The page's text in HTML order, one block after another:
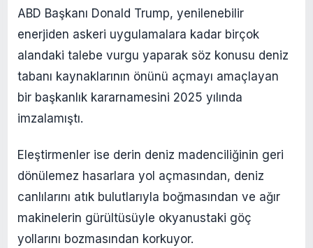
ABD Başkanı Donald Trump, yenilenebilir
enerjiden askeri uygulamalara kadar birçok
alandaki talebe vurgu yaparak söz konusu deniz
tabanı kaynaklarının önünü açmayı amaçlayan
bir başkanlık kararnamesini 2025 yılında
imzalamıştı.
Eleştirmenler ise derin deniz madenciliğinin geri
dönülemez hasarlara yol açmasından, deniz
canlılarını atık bulutlarıyla boğmasından ve ağır
makinelerin gürültüsüyle okyanustaki göç
yollarını bozmasından korkuyor.